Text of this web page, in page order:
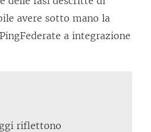
avere sotto mano la
a integrazione
riflettono